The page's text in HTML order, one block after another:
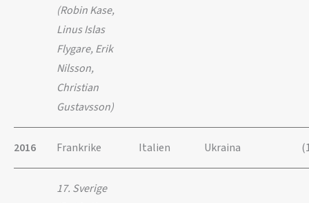
(Robin Kase,
Linus Islas
Flygare, Erik
Nilsson,
Christian
Gustavsson)
2016 Frankrike Italien Ukraina
17. Sverige